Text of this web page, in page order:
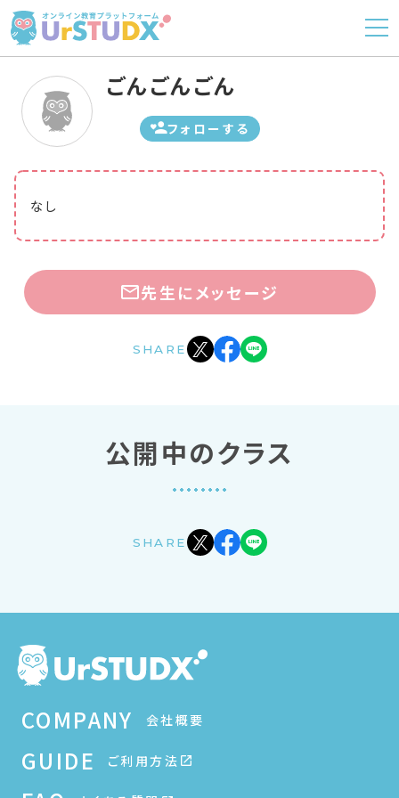
フォローする
ごんごんごん
なし
先生にメッセージ
SHARE
公開中のクラス
SHARE
COMPANY 会社概要
GUIDE ご利用方法